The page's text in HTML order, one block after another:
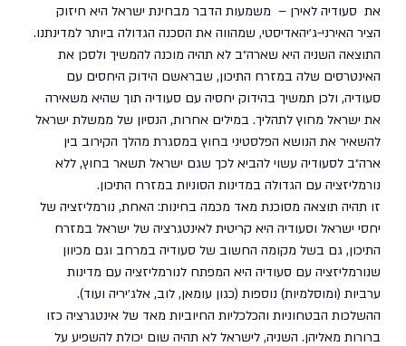
את  סעודיה לאירן –  משמעות הדבר מבחינת ישראל היא חיזוק
הציר האירני-ג׳יהאדיסטי, שמהווה את הסכנה הגדולה ביותר למדינתנו.
התוצאה השניה היא שארה״ב לא תהיה מוכנה להמשיך ולסכן את
האינטרסים שלה במזרח התיכון, שבראשם הידוק היחסים עם
סעודיה, ולכן תמשיך בהידוק יחסיה עם סעודיה תוך שהיא משאירה
את ישראל מחוץ לתהליך. במילים אחרות, הנסיון של ממשלת ישראל
להשאיר את הנושא הפלסטיני בחוץ במסגרת מהלך הקירוב בין
ארה״ב לסעודיה עשוי להביא לכך שגם ישראל תשאר בחוץ, ללא
נורמליזציה עם הגדולה במדינות הסוניות במזרח התיכון.
זו תהיה תוצאה מסוכנת מאד מכמה בחינות: האחת, נורמליזציה של
יחסי ישראל וסעודיה היא קריטית לאינטגרציה של ישראל במזרח
התיכון, גם בשל מקומה החשוב של סעודיה במרחב וגם מכיוון
שנורמליזציה עם סעודיה היא המפתח לנורמליזציה עם מדינות
ערביות (ומוסלמיות) נוספות (כגון עומאן, לוב, אלג׳יריה ועוד).
ההשלכות הבטחוניות והכלכליות החיוביות מאד של אינטגרציה כזו
ברורות מאליהן. השניה, לישראל לא תהיה שום יכולת להשפיע על